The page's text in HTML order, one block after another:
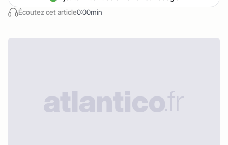
Écoutez cet article0:00min